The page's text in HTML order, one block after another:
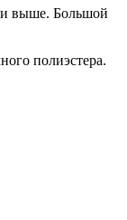
выше. Большой
полиэстера.